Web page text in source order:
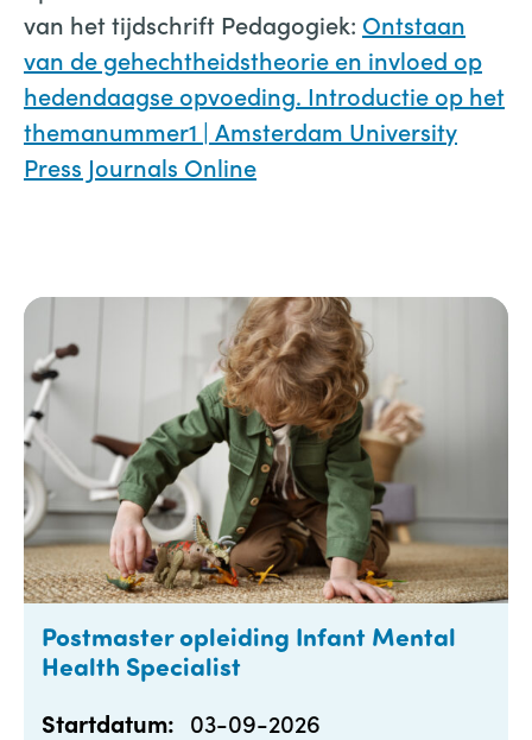
van het tijdschrift Pedagogiek: Ontstaan
van de gehechtheidstheorie en invloed op
hedendaagse opvoeding. Introductie op het
themanummer1 | Amsterdam University
Press Journals Online
Postmaster opleiding Infant Mental
Health Specialist
Startdatum: 03-09-2026